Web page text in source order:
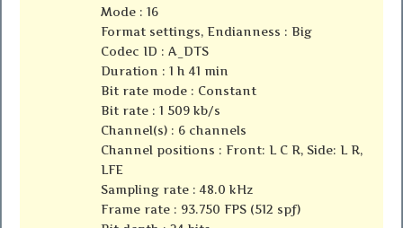
Mode : 16
Format settings, Endianness : Big
Codec ID : A_DTS
Duration : 1 h 41 min
Bit rate mode : Constant
Bit rate : 1 509 kb/s
Channel(s) : 6 channels
Channel positions : Front: L C R, Side: L R,
LFE
Sampling rate : 48.0 kHz
Frame rate : 93.750 FPS (512 spf)